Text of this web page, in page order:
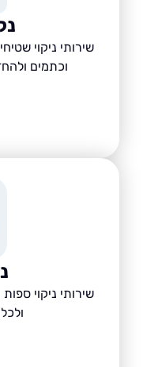
נקיון
שירותי ניקוי שטיחים
וכתמים ולהחזרת
נקיון
שירותי ניקוי ספות
ולכלוך